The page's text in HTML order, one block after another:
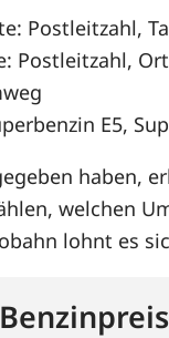
Postleitzahl,
Postleitzahl,
E5,
haben,
welchen
lohnt es